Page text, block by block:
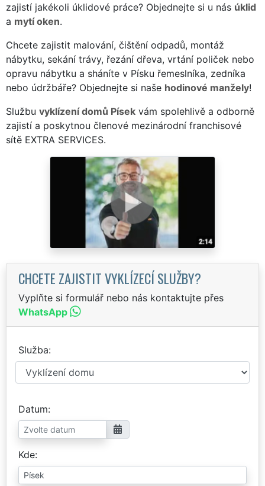
zajistí jakékoli úklidové práce? Objednejte si u nás úklid
a mytí oken.
Chcete zajistit malování, čištění odpadů, montáž
nábytku, sekání trávy, řezání dřeva, vrtání poliček nebo
opravu nábytku a sháníte v Písku řemeslníka, zedníka
nebo údržbáře? Objednejte si naše hodinové manžely!
Službu vyklízení domů Písek vám spolehlivě a odborně
zajistí a poskytnou členové mezinárodní franchisové
sítě EXTRA SERVICES.
CHCETE ZAJISTIT VYKLÍZECÍ SLUŽBY?
Vyplňte si formulář nebo nás kontaktujte přes
WhatsApp
Služba
Datum
Kde